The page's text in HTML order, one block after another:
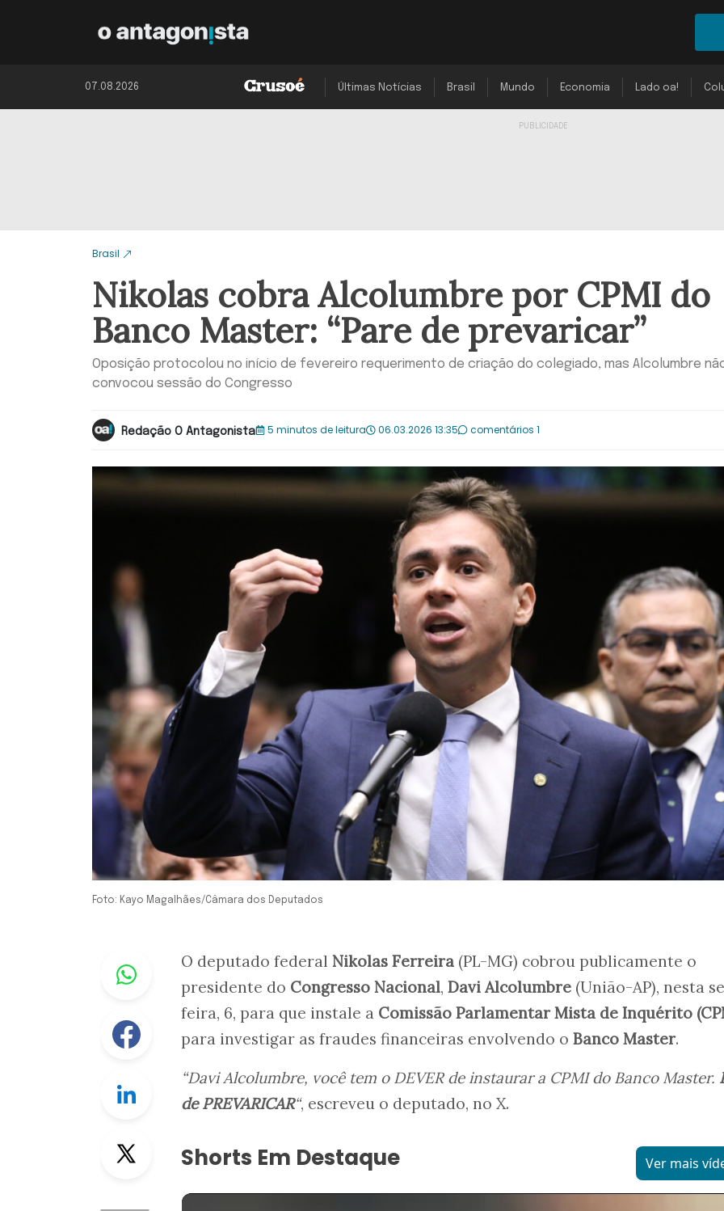
07.08.2026 Últimas Notícias Brasil Mundo Economia Lado oa!
Brasil
Nikolas cobra Alcolumbre por CPMI do
Banco Master: “Pare de prevaricar”
Oposição protocolou no início de fevereiro requerimento de criação do colegiado, mas Alcolumbre
convocou sessão do Congresso
Redação O Antagonista 5 minutos de leitura 06.03.2026 13:35 comentários 1
Foto: Kayo Magalhães/Câmara dos Deputados
Whastapp
Facebook
Linkedin
O deputado federal Nikolas Ferreira (PL-MG) cobrou publicamente o
presidente do Congresso Nacional, Davi Alcolumbre (União-AP), nesta
feira, 6, para que instale a Comissão Parlamentar Mista de Inquérito
para investigar as fraudes financeiras envolvendo o Banco Master.
“Davi Alcolumbre, você tem o DEVER de instaurar a CPMI do Banco Master.
de PREVARICAR“, escreveu o deputado, no X.
Shorts Em Destaque Ver mais